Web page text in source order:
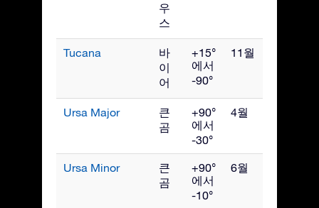
우
스
Tucana
바
이
어
+15°
에서
-90°
11월
Ursa Major
큰
곰
+90°
에서
-30°
4월
Ursa Minor
큰
곰
+90°
에서
-10°
6월